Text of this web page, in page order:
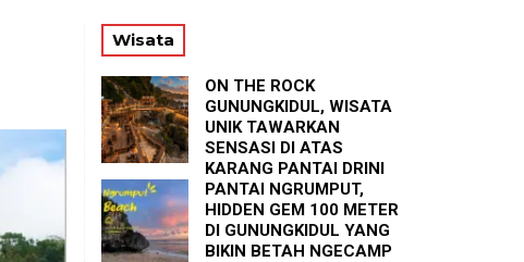
Wisata
ON THE ROCK
GUNUNGKIDUL, WISATA
UNIK TAWARKAN
SENSASI DI ATAS
KARANG PANTAI DRINI
April 23, 2026
PANTAI NGRUMPUT,
HIDDEN GEM 100 METER
DI GUNUNGKIDUL YANG
BIKIN BETAH NGECAMP